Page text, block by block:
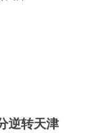
逆转天津